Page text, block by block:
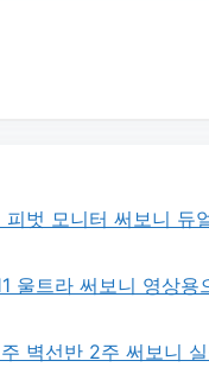
피벗 모니터 써보니 듀
울트라 써보니 영상용
벽선반 2주 써보니